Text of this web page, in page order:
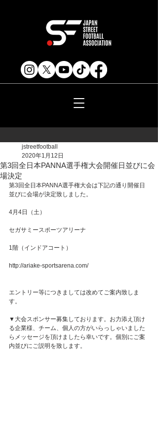
第3回全日本PANNA選手権大会開催日並びに会
場決定
jstreetfootball
2020年1月12日
第3回全日本PANNA選手権大会は下記の通り開催日
並びに会場が決定致しました。
4月4日（土）
セガサミースポーツアリーナ
1階（インドアコート）
http://ariake-sportsarena.com/
エントリー等につきましては改めてご案内致しま
す。
▼大会スポンサー募集しております。お力添え頂け
る企業様、チーム、個人の方がいらっしゃいました
らメッセージを頂けましたら幸いです。個別にご案
内並びにご説明を致します。